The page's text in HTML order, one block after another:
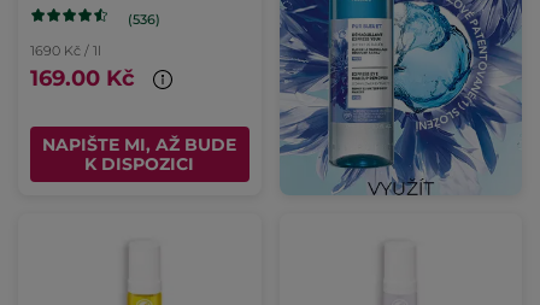
(536)
1690 Kč / 1l
169.00 Kč
NAPIŠTE MI, AŽ BUDE
K DISPOZICI